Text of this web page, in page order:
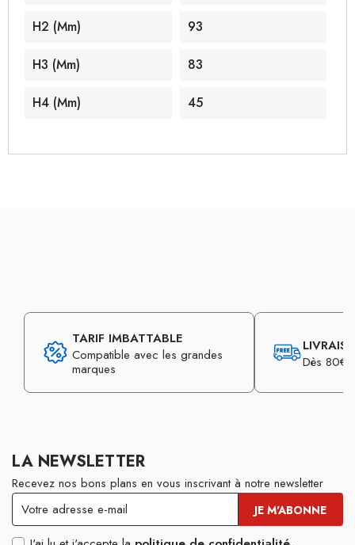
H2 (mm) 93
H3 (mm) 83
H4 (mm) 45
TARIF IMBATTABLE
Compatible avec les grandes
marques
Dès 80€
LA NEWSLETTER
Recevez nos bons plans en vous inscrivant à notre newsletter